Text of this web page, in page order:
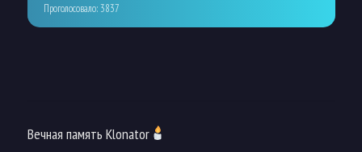
Проголосовало:3837
Вечная память Klonator